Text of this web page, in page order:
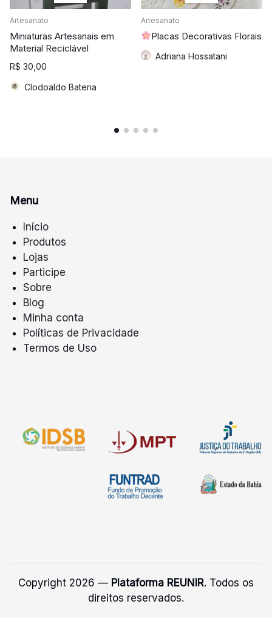
Artesanato
Miniaturas Artesanais em
Material Reciclável
R$ 30,00
Clodoaldo Bateria
Artesanato
Placas Decorativas Florais
Adriana Hossatani
Menu
Início
Produtos
Lojas
Participe
Sobre
Blog
Minha conta
Políticas de Privacidade
Termos de Uso
Copyright 2026 — Plataforma REUNIR. Todos os
direitos reservados.